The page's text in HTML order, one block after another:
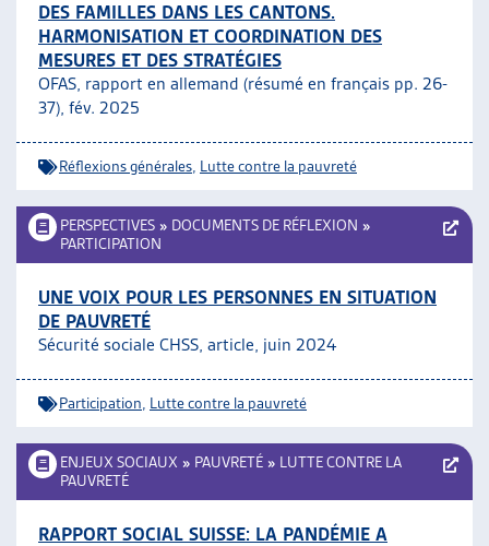
DES FAMILLES DANS LES CANTONS.
HARMONISATION ET COORDINATION DES
MESURES ET DES STRATÉGIES
OFAS, rapport en allemand (résumé en français pp. 26-
37), fév. 2025
Réflexions générales Lutte contre la pauvreté
PERSPECTIVES » DOCUMENTS DE RÉFLEXION »
PARTICIPATION
UNE VOIX POUR LES PERSONNES EN SITUATION
DE PAUVRETÉ
Sécurité sociale CHSS, article, juin 2024
Participation Lutte contre la pauvreté
ENJEUX SOCIAUX » PAUVRETÉ » LUTTE CONTRE LA
PAUVRETÉ
RAPPORT SOCIAL SUISSE: LA PANDÉMIE A